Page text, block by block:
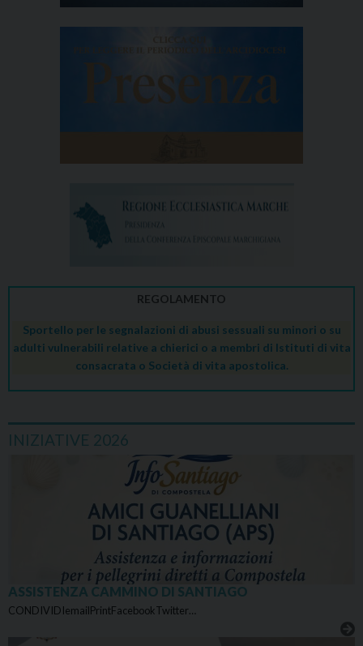
REGOLAMENTO
Sportello per le segnalazioni di abusi sessuali su minori o su
adulti vulnerabili relative a chierici o a membri di Istituti di vita
consacrata o Società di vita apostolica.
INIZIATIVE 2026
ASSISTENZA CAMMINO DI SANTIAGO
CONDIVIDIemailPrintFacebookTwitter…